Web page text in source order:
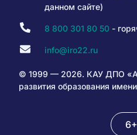
данном сайте)
8 800 301 80 50-
info@iro22.ru
© 1999 — 2026. КАУ ДПО
развития образования
6+